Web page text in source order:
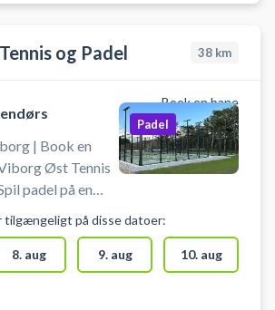
og Padel 38 km
Book en bane
| Book en
Øst Tennis
padel på en
bat i klubhuset.
medbringe
Padel
på disse datoer:
8. aug 9. aug 10. aug